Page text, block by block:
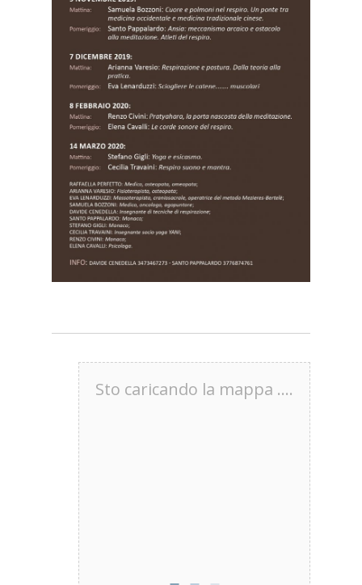
Sto caricando la mappa ....